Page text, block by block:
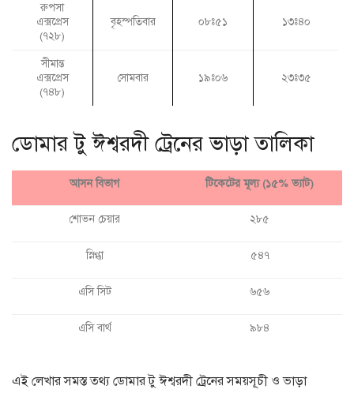
রুপসা
এক্সপ্রেস
(৭২৮)
বৃহস্পতিবার ০৮ঃ৫১ ১৩ঃ৪০
সীমান্ত
এক্সপ্রেস
(৭৪৮)
সোমবার ১৯ঃ০৬ ২৩ঃ৩৫
ডোমার টু ঈশ্বরদী ট্রেনের ভাড়া তালিকা
আসন বিভাগ টিকেটের মূল্য (১৫% ভ্যাট)
শোভন চেয়ার ২৮৫
স্নিগ্ধা ৫৪৭
এসি সিট ৬৫৬
এসি বার্থ ৯৮৪
এই লেখার সমস্ত তথ্য ডোমার টু ঈশ্বরদী ট্রেনের সময়সূচী ও ভাড়া